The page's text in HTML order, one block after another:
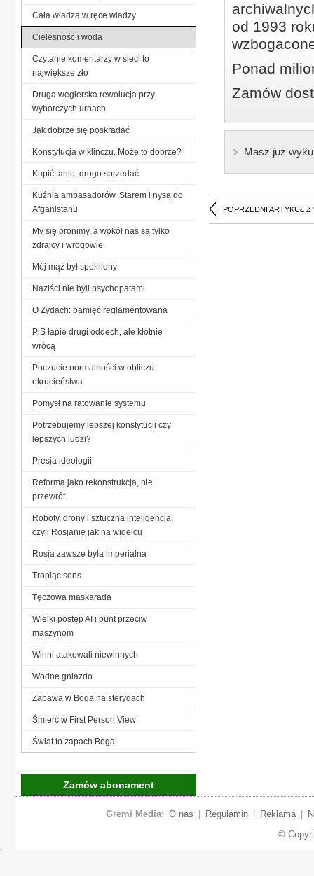
od 1993
Ponad
Zamów
Masz już
POPRZEDNI ARTYKUŁ Z
Cała władza w ręce władzy
Cielesność i woda
Czytanie komentarzy w sieci to
największe zło
Druga węgierska rewolucja przy
wyborczych urnach
Jak dobrze się poskradać
Konstytucja w klinczu. Może to dobrze?
Kupić tanio, drogo sprzedać
Kuźnia ambasadorów. Starem i nysą do
Afganistanu
My się bronimy, a wokół nas są tylko
zdrajcy i wrogowie
Mój mąż był spełniony
Naziści nie byli psychopatami
O Żydach: pamięć reglamentowana
PiS łapie drugi oddech, ale kłótnie
wrócą
Poczucie normalności w obliczu
okrucieństwa
Pomysł na ratowanie systemu
Potrzebujemy lepszej konstytucji czy
lepszych ludzi?
Presja ideologii
Reforma jako rekonstrukcja, nie
przewrót
Roboty, drony i sztuczna inteligencja,
czyli Rosjanie jak na widelcu
Rosja zawsze była imperialna
Tropiąc sens
Tęczowa maskarada
Wielki postęp AI i bunt przeciw
maszynom
Winni atakowali niewinnych
Wodne gniazdo
Zabawa w Boga na sterydach
Śmierć w First Person View
Świat to zapach Boga
Zamów abonament
Gremi Media: O nas Regulamin Reklama
©